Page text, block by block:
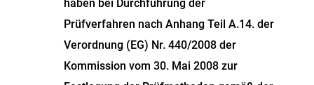
haben bei Durchführung der
Prüfverfahren nach Anhang Teil A.14. der
Verordnung (EG) Nr. 440/2008 der
Kommission vom 30. Mai 2008 zur